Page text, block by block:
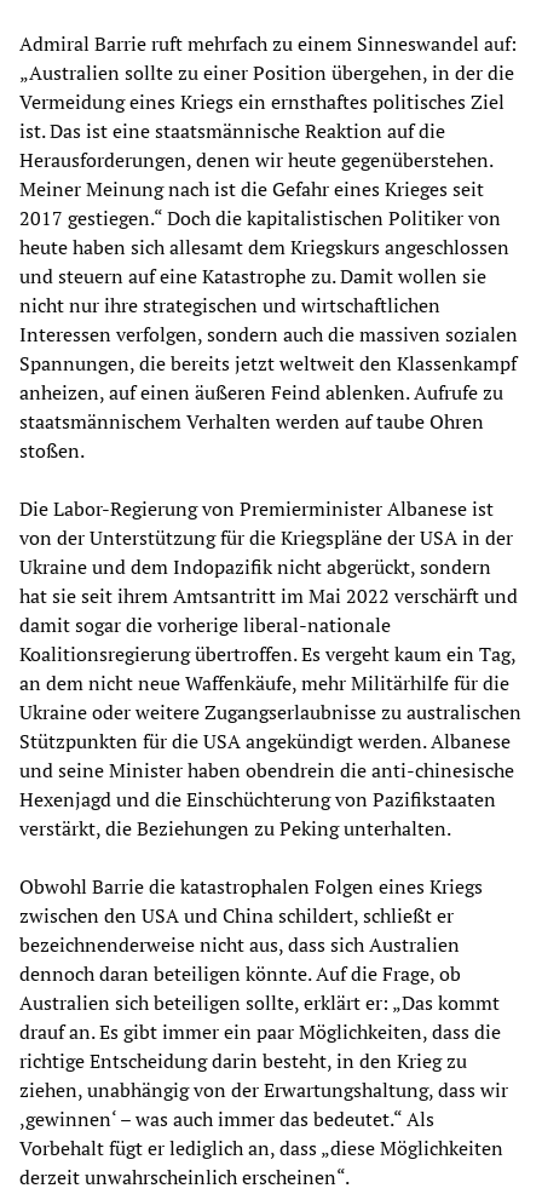
Admiral Barrie ruft mehrfach zu einem Sinneswandel auf:
„Australien sollte zu einer Position übergehen, in der die
Vermeidung eines Kriegs ein ernsthaftes politisches Ziel
ist. Das ist eine staatsmännische Reaktion auf die
Herausforderungen, denen wir heute gegenüberstehen.
Meiner Meinung nach ist die Gefahr eines Krieges seit
2017 gestiegen.“ Doch die kapitalistischen Politiker von
heute haben sich allesamt dem Kriegskurs angeschlossen
und steuern auf eine Katastrophe zu. Damit wollen sie
nicht nur ihre strategischen und wirtschaftlichen
Interessen verfolgen, sondern auch die massiven sozialen
Spannungen, die bereits jetzt weltweit den Klassenkampf
anheizen, auf einen äußeren Feind ablenken. Aufrufe zu
staatsmännischem Verhalten werden auf taube Ohren
stoßen.
Die Labor-Regierung von Premierminister Albanese ist
von der Unterstützung für die Kriegspläne der USA in der
Ukraine und dem Indopazifik nicht abgerückt, sondern
hat sie seit ihrem Amtsantritt im Mai 2022 verschärft und
damit sogar die vorherige liberal-nationale
Koalitionsregierung übertroffen. Es vergeht kaum ein Tag,
an dem nicht neue Waffenkäufe, mehr Militärhilfe für die
Ukraine oder weitere Zugangserlaubnisse zu australischen
Stützpunkten für die USA angekündigt werden. Albanese
und seine Minister haben obendrein die anti-chinesische
Hexenjagd und die Einschüchterung von Pazifikstaaten
verstärkt, die Beziehungen zu Peking unterhalten.
Obwohl Barrie die katastrophalen Folgen eines Kriegs
zwischen den USA und China schildert, schließt er
bezeichnenderweise nicht aus, dass sich Australien
dennoch daran beteiligen könnte. Auf die Frage, ob
Australien sich beteiligen sollte, erklärt er: „Das kommt
drauf an. Es gibt immer ein paar Möglichkeiten, dass die
richtige Entscheidung darin besteht, in den Krieg zu
ziehen, unabhängig von der Erwartungshaltung, dass wir
,gewinnen‘ – was auch immer das bedeutet.“ Als
Vorbehalt fügt er lediglich an, dass „diese Möglichkeiten
derzeit unwahrscheinlich erscheinen“.